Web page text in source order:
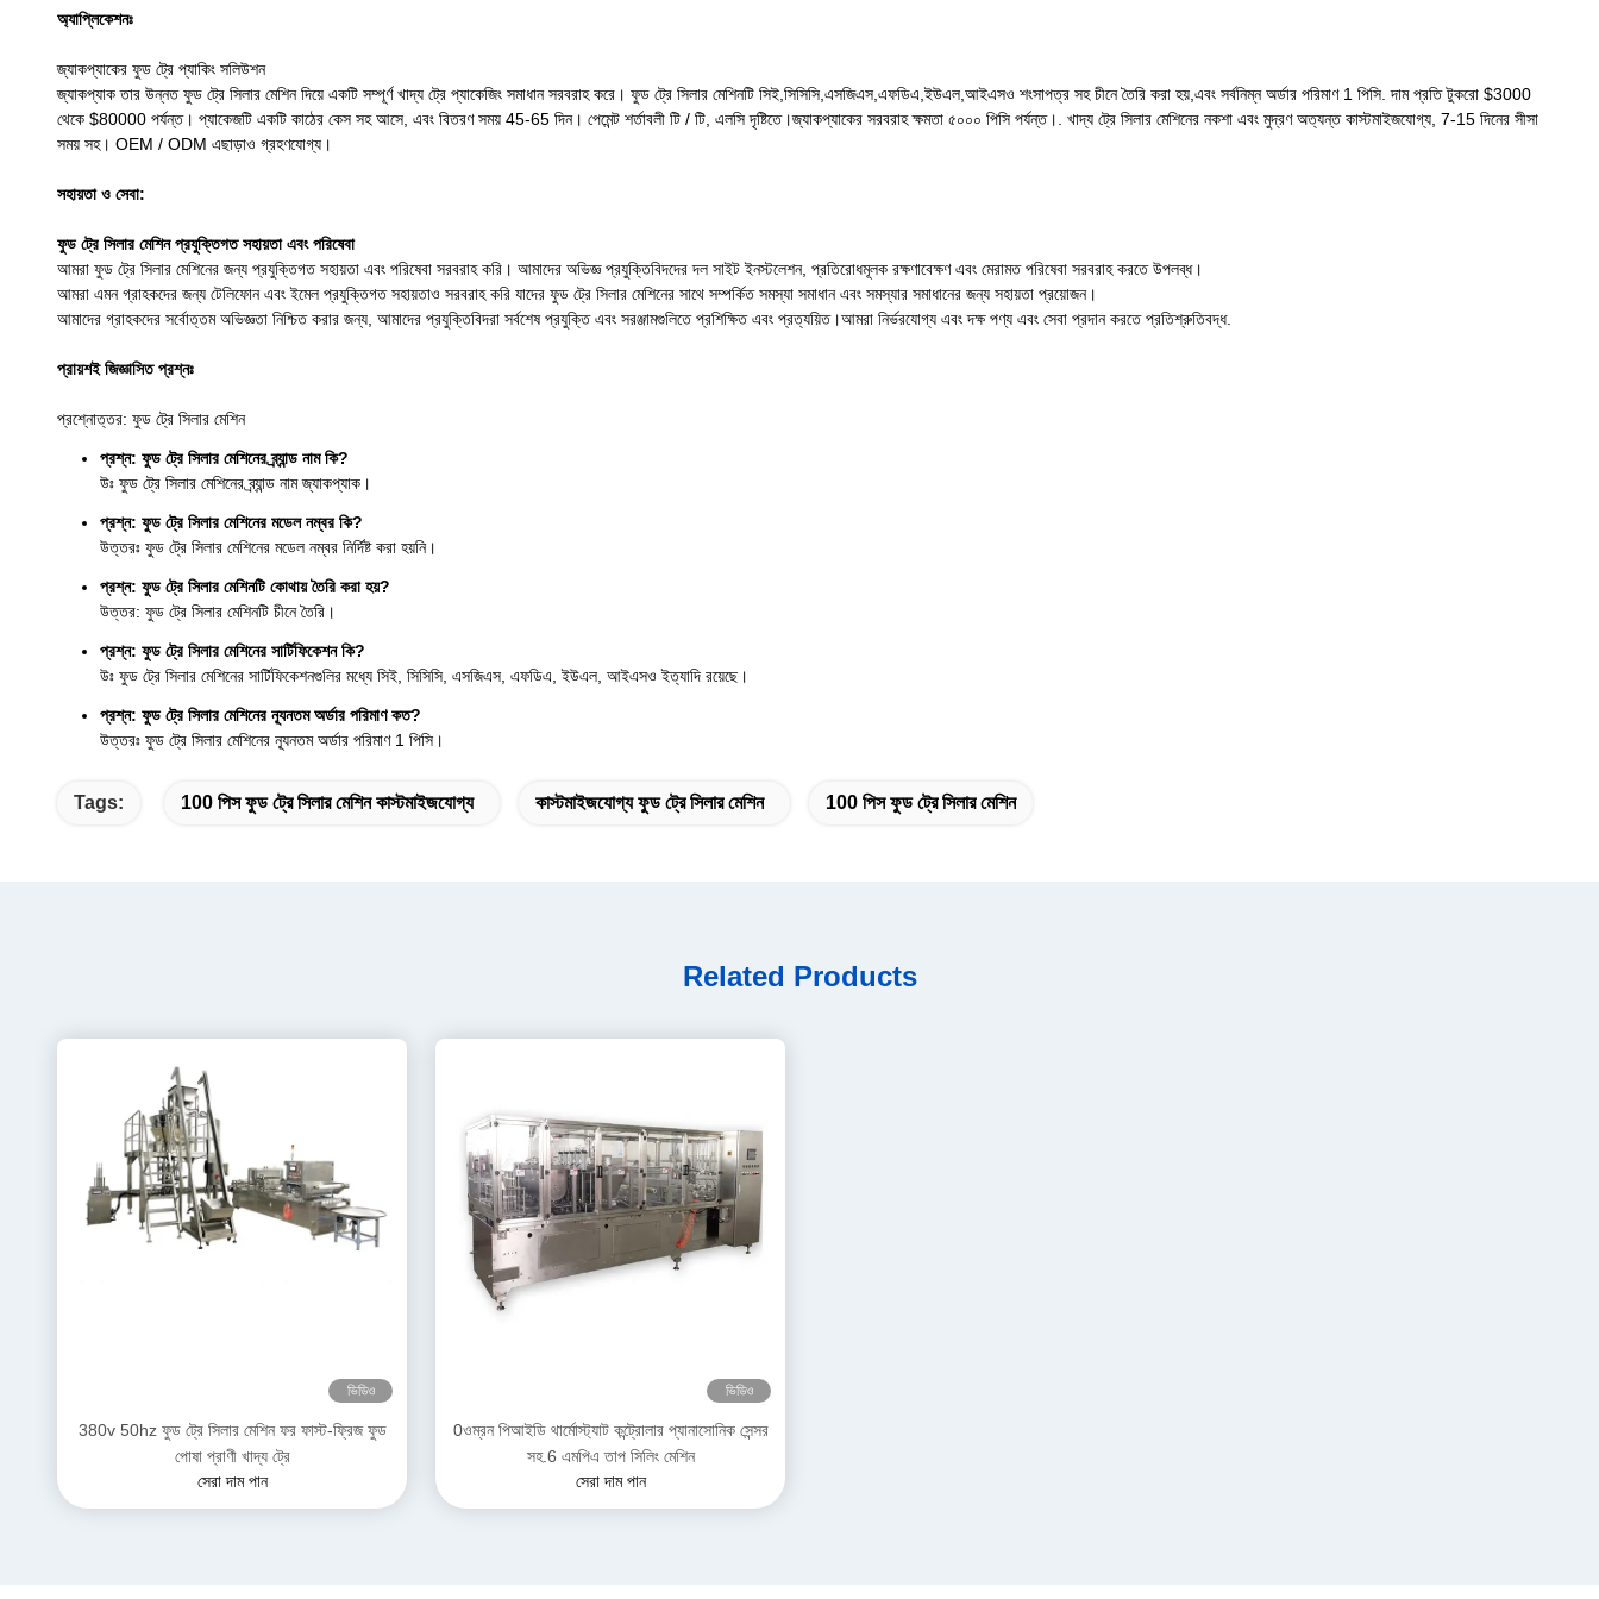
অ্যাপ্লিকেশনঃ
জ্যাকপ্যাকের ফুড ট্রে প্যাকিং সলিউশন
জ্যাকপ্যাক তার উন্নত ফুড ট্রে সিলার মেশিন দিয়ে একটি সম্পূর্ণ খাদ্য ট্রে প্যাকেজিং সমাধান সরবরাহ করে। ফুড ট্রে সিলার মেশিনটি সিই,সিসিসি,এসজিএস,এফডিএ,ইউএল,আইএসও শংসাপত্র সহ চীনে তৈরি করা হয়,এবং সর্বনিম্ন অর্ডার পরিমাণ 1 পিসি. দাম প্রতি টুকরো $3000
থেকে $80000 পর্যন্ত। প্যাকেজটি একটি কাঠের কেস সহ আসে, এবং বিতরণ সময় 45-65 দিন। পেমেন্ট শর্তাবলী টি / টি, এলসি দৃষ্টিতে।জ্যাকপ্যাকের সরবরাহ ক্ষমতা ৫০০০ পিসি পর্যন্ত।. খাদ্য ট্রে সিলার মেশিনের নকশা এবং মুদ্রণ অত্যন্ত কাস্টমাইজযোগ্য, 7-15 দিনের সীসা
সময় সহ। OEM / ODM এছাড়াও গ্রহণযোগ্য।
সহায়তা ও সেবা:
ফুড ট্রে সিলার মেশিন প্রযুক্তিগত সহায়তা এবং পরিষেবা
আমরা ফুড ট্রে সিলার মেশিনের জন্য প্রযুক্তিগত সহায়তা এবং পরিষেবা সরবরাহ করি। আমাদের অভিজ্ঞ প্রযুক্তিবিদদের দল সাইট ইনস্টলেশন, প্রতিরোধমূলক রক্ষণাবেক্ষণ এবং মেরামত পরিষেবা সরবরাহ করতে উপলব্ধ।
আমরা এমন গ্রাহকদের জন্য টেলিফোন এবং ইমেল প্রযুক্তিগত সহায়তাও সরবরাহ করি যাদের ফুড ট্রে সিলার মেশিনের সাথে সম্পর্কিত সমস্যা সমাধান এবং সমস্যার সমাধানের জন্য সহায়তা প্রয়োজন।
আমাদের গ্রাহকদের সর্বোত্তম অভিজ্ঞতা নিশ্চিত করার জন্য, আমাদের প্রযুক্তিবিদরা সর্বশেষ প্রযুক্তি এবং সরঞ্জামগুলিতে প্রশিক্ষিত এবং প্রত্যয়িত।আমরা নির্ভরযোগ্য এবং দক্ষ পণ্য এবং সেবা প্রদান করতে প্রতিশ্রুতিবদ্ধ.
প্রায়শই জিজ্ঞাসিত প্রশ্নঃ
প্রশ্নোত্তর: ফুড ট্রে সিলার মেশিন
প্রশ্ন: ফুড ট্রে সিলার মেশিনের ব্র্যান্ড নাম কি?
উঃ ফুড ট্রে সিলার মেশিনের ব্র্যান্ড নাম জ্যাকপ্যাক।
প্রশ্ন: ফুড ট্রে সিলার মেশিনের মডেল নম্বর কি?
উত্তরঃ ফুড ট্রে সিলার মেশিনের মডেল নম্বর নির্দিষ্ট করা হয়নি।
প্রশ্ন: ফুড ট্রে সিলার মেশিনটি কোথায় তৈরি করা হয়?
উত্তর: ফুড ট্রে সিলার মেশিনটি চীনে তৈরি।
প্রশ্ন: ফুড ট্রে সিলার মেশিনের সার্টিফিকেশন কি?
উঃ ফুড ট্রে সিলার মেশিনের সার্টিফিকেশনগুলির মধ্যে সিই, সিসিসি, এসজিএস, এফডিএ, ইউএল, আইএসও ইত্যাদি রয়েছে।
প্রশ্ন: ফুড ট্রে সিলার মেশিনের ন্যূনতম অর্ডার পরিমাণ কত?
উত্তরঃ ফুড ট্রে সিলার মেশিনের ন্যূনতম অর্ডার পরিমাণ 1 পিসি।
Tags: 100 পিস ফুড ট্রে সিলার মেশিন কাস্টমাইজযোগ্য কাস্টমাইজযোগ্য ফুড ট্রে সিলার মেশিন 100 পিস ফুড ট্রে সিলার মেশিন
Related Products
ভিডিও
380v 50hz ফুড ট্রে সিলার মেশিন ফর ফাস্ট-ফ্রিজ ফুড
পোষা প্রাণী খাদ্য ট্রে
সেরা দাম পান
ভিডিও
0ওম্রন পিআইডি থার্মোস্ট্যাট কন্ট্রোলার প্যানাসোনিক সেন্সর
সহ.6 এমপিএ তাপ সিলিং মেশিন
সেরা দাম পান